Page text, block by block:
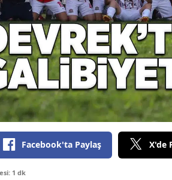
Facebook'ta Paylaş X'de
1 dk